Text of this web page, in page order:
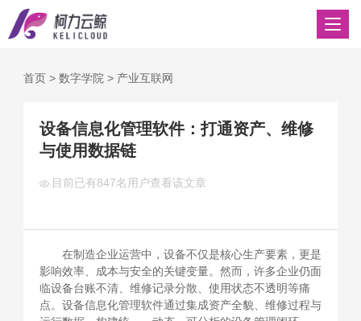
首页> 数字学院 > 产业互联网
设备信息化管理软件：打通资产、维修
与使用数据链
目前已有847名用户查看该文章
在制造企业运营中，设备不仅是核心生产要素，更是
影响效率、成本与安全的关键变量。然而，许多企业仍面
临设备台账不清、维修记录分散、使用状态不透明等痛
点。设备信息化管理软件通过集成资产全貌、维修过程与